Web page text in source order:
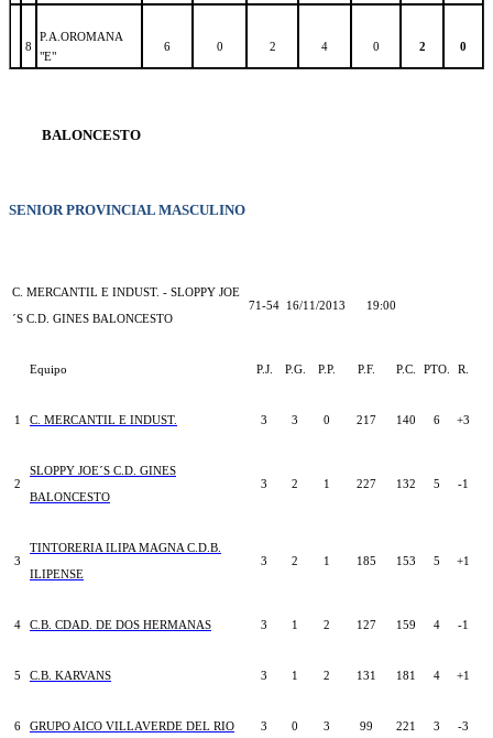
8
P.A.OROMANA
"E"
6 0 2 4 0 2 0
BALONCESTO
SENIOR PROVINCIAL MASCULINO
C. MERCANTIL E INDUST. - SLOPPY JOE
´S C.D. GINES BALONCESTO
71-54 16/11/2013 19:00
Equipo P.J. P.G. P.P. P.F. P.C. PTO. R.
1 C. MERCANTIL E INDUST. 3 3 0 217 140 6 +3
2
SLOPPY JOE´S C.D. GINES
BALONCESTO
3 2 1 227 132 5 -1
3
TINTORERIA ILIPA MAGNA C.D.B.
ILIPENSE
3 2 1 185 153 5 +1
4 C.B. CDAD. DE DOS HERMANAS 3 1 2 127 159 4 -1
5 C.B. KARVANS 3 1 2 131 181 4 +1
6 GRUPO AICO VILLAVERDE DEL RIO 3 0 3 99 221 3 -3